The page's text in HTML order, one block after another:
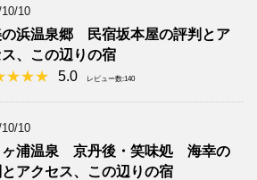
10
の浜温泉郷 民宿坂本屋の評判とア
、この辺りの宿
5.0
レビュー数:140
10
ヶ浦温泉 京丹後・笑味処 海幸の
アクセス、この辺りの宿